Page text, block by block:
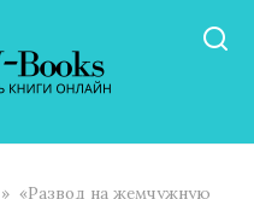
» «Развод на жемчужную